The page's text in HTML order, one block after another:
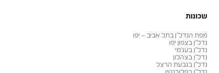
שכונות
מפת הנדל״ן בתל אביב – יפו
נדל״ן בצפון יפו
נדל״ן בעג׳מי
נדל״ן בצהלון
נדל״ן בגבעת הרצל